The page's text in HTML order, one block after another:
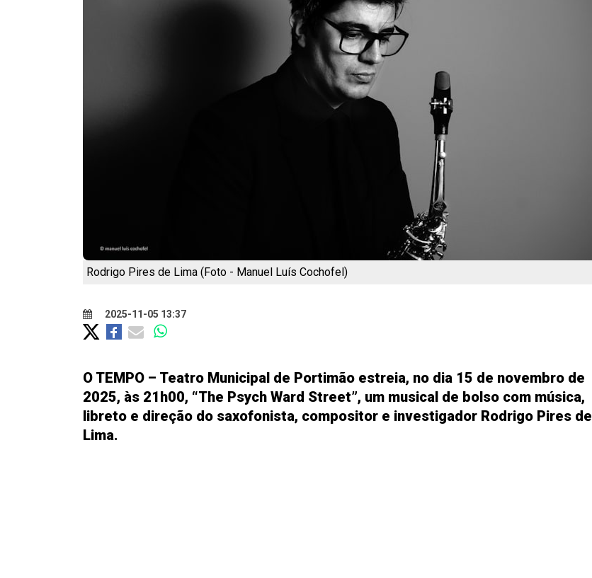
Rodrigo Pires de Lima (Foto - Manuel Luís Cochofel)
2025-11-05 13:37
O TEMPO – Teatro Municipal de Portimão estreia, no dia 15 de novembro de
2025, às 21h00, “The Psych Ward Street”, um musical de bolso com música,
libreto e direção do saxofonista, compositor e investigador Rodrigo Pires de
Lima.